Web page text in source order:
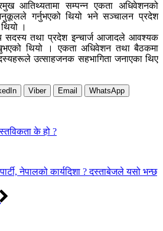
आतिथ्यतामा सम्पन्न एकता अधिवेशनको
गर्नुभएको थियो भने सञ्चालन प्रदेश
।
सदस्य तथा प्रदेश इन्चार्ज आजादले आवश्यक
थियो । एकता अधिवेशन तथा बैठकमा
उत्साहजनक सहभागिता जनाएका थिए
Viber Email WhatsApp
के हो ?
नेपालको कार्यदिशा ? दस्ताबेजले यसो भन्छ